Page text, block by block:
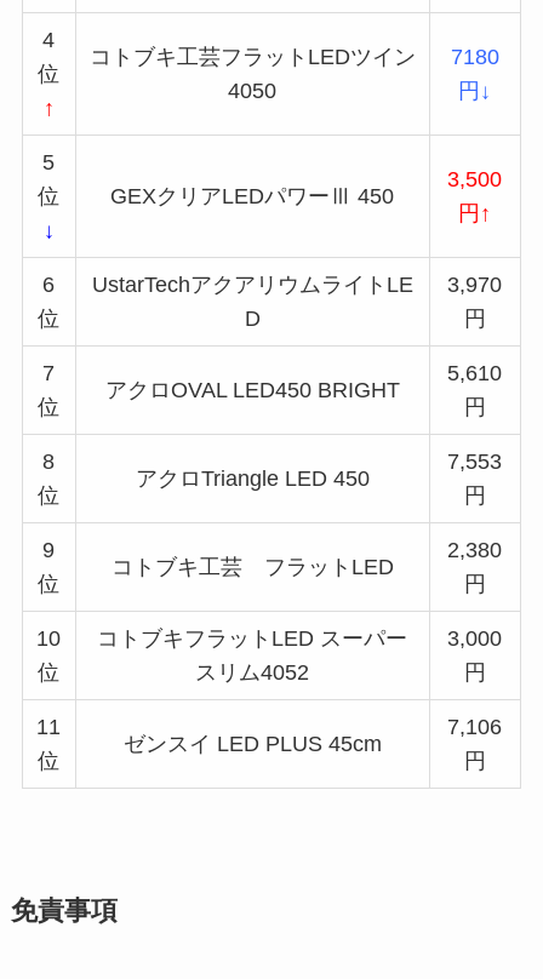
4
位
↑
コトブキ工芸フラットLEDツイン
4050
7180
円↓
5
位
↓
GEXクリアLEDパワーⅢ 450
3,500
円↑
6
位
UstarTechアクアリウムライトLE
D
3,970
円
7
位
アクロOVAL LED450 BRIGHT
5,610
円
8
位
アクロTriangle LED 450
7,553
円
9
位
コトブキ工芸 フラットLED
2,380
円
10
位
コトブキフラットLED スーパー
スリム4052
3,000
円
11
位
ゼンスイ LED PLUS 45cm
7,106
円
免責事項